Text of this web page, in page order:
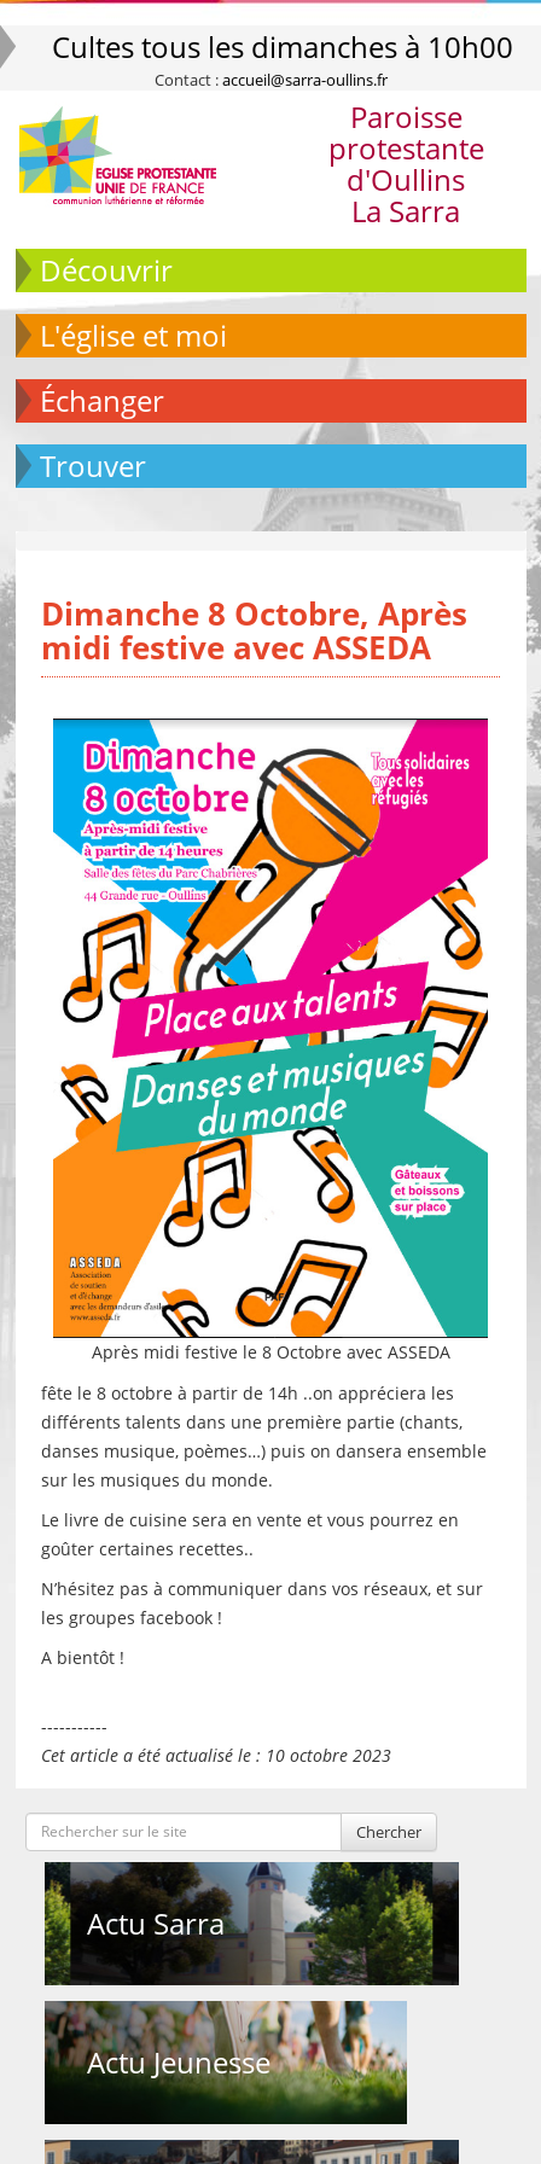
Cultes tous les dimanches à 10h00
Contact :accueil@sarra-oullins.fr
Paroisse
protestante
d'Oullins
La Sarra
Découvrir
L'église et moi
échanger
Trouver
Dimanche 8 Octobre, Après
midi festive avec ASSEDA
Après midi festive le 8 Octobre avec ASSEDA
fête le 8 octobre à partir de 14h ..on appréciera les
différents talents dans une première partie (chants,
danses musique, poèmes…) puis on dansera ensemble
sur les musiques du monde.
Le livre de cuisine sera en vente et vous pourrez en
goûter certaines recettes..
N’hésitez pas à communiquer dans vos réseaux, et sur
les groupes facebook !
A bientôt !
-----------
Cet article a été actualisé le : 10 octobre 2023
Chercher
Actu Sarra
Actu Jeunesse